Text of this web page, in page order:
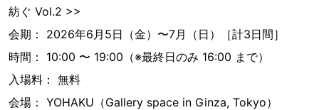
紡ぐ Vol.2 >>
会期： 2026年6月5日（金）〜7月（日）［計3日間］
時間： 10:00 〜 19:00（※最終日のみ 16:00 まで）
入場料： 無料
会場： YOHAKU（Gallery space in Ginza, Tokyo）